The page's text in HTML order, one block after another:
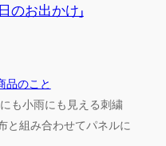
のお出かけ」
品のこと
も小雨にも見える刺繍
と組み合わせてパネルに